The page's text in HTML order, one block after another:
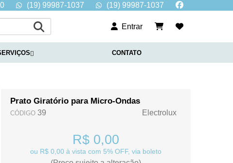
(19) 99987-1037 (19) 99987-1037
Entrar
CONTATO
Prato Giratório para Micro-Ondas
CÓDIGO 39 Electrolux
R$ 0,00
ou R$ 0,00 à vista com 5% OFF, via boleto